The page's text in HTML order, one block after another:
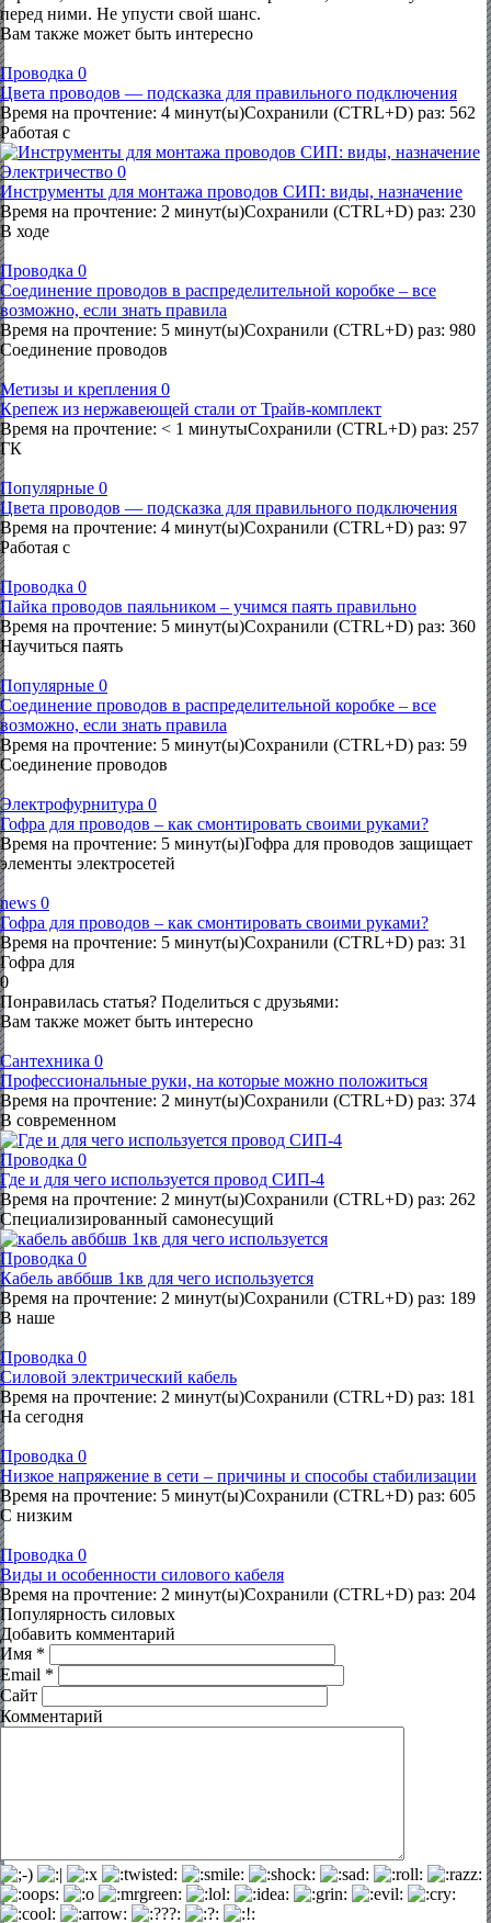
перед ними. Не упусти свой шанс.
Вам также может быть интересно
Проводка 0
Цвета проводов — подсказка для правильного подключения
Время на прочтение: 4 минут(ы)Сохранили (CTRL+D) раз: 562
Работая с
Электричество 0
Инструменты для монтажа проводов СИП: виды, назначение
Время на прочтение: 2 минут(ы)Сохранили (CTRL+D) раз: 230
В ходе
Проводка 0
Соединение проводов в распределительной коробке – все
возможно, если знать правила
Время на прочтение: 5 минут(ы)Сохранили (CTRL+D) раз: 980
Соединение проводов
Метизы и крепления 0
Крепеж из нержавеющей стали от Трайв-комплект
Время на прочтение: < 1 минутыСохранили (CTRL+D) раз: 257
ГК
Популярные 0
Цвета проводов — подсказка для правильного подключения
Время на прочтение: 4 минут(ы)Сохранили (CTRL+D) раз: 97
Работая с
Проводка 0
Пайка проводов паяльником – учимся паять правильно
Время на прочтение: 5 минут(ы)Сохранили (CTRL+D) раз: 360
Научиться паять
Популярные 0
Соединение проводов в распределительной коробке – все
возможно, если знать правила
Время на прочтение: 5 минут(ы)Сохранили (CTRL+D) раз: 59
Соединение проводов
Электрофурнитура 0
Гофра для проводов – как смонтировать своими руками?
Время на прочтение: 5 минут(ы)Гофра для проводов защищает
элементы электросетей
news 0
Гофра для проводов – как смонтировать своими руками?
Время на прочтение: 5 минут(ы)Сохранили (CTRL+D) раз: 31
Гофра для
0
Понравилась статья? Поделиться с друзьями:
Вам также может быть интересно
Сантехника 0
Профессиональные руки, на которые можно положиться
Время на прочтение: 2 минут(ы)Сохранили (CTRL+D) раз: 374
В современном
Проводка 0
Где и для чего используется провод СИП-4
Время на прочтение: 2 минут(ы)Сохранили (CTRL+D) раз: 262
Специализированный самонесущий
Проводка 0
Кабель авббшв 1кв для чего используется
Время на прочтение: 2 минут(ы)Сохранили (CTRL+D) раз: 189
В наше
Проводка 0
Силовой электрический кабель
Время на прочтение: 2 минут(ы)Сохранили (CTRL+D) раз: 181
На сегодня
Проводка 0
Низкое напряжение в сети – причины и способы стабилизации
Время на прочтение: 5 минут(ы)Сохранили (CTRL+D) раз: 605
С низким
Проводка 0
Виды и особенности силового кабеля
Время на прочтение: 2 минут(ы)Сохранили (CTRL+D) раз: 204
Популярность силовых
Добавить комментарий
Имя *
Email *
Сайт
Комментарий